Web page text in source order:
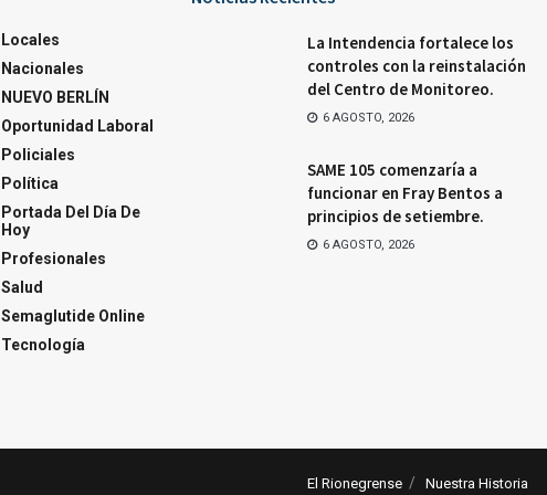
Locales
Nacionales
NUEVO BERLÍN
Oportunidad Laboral
Policiales
Política
Portada Del Día De
Hoy
Profesionales
Salud
Semaglutide Online
Tecnología
La Intendencia fortalece los
controles con la reinstalación
del Centro de Monitoreo.
6 AGOSTO, 2026
SAME 105 comenzaría a
funcionar en Fray Bentos a
principios de setiembre.
6 AGOSTO, 2026
El Rionegrense Nuestra Historia